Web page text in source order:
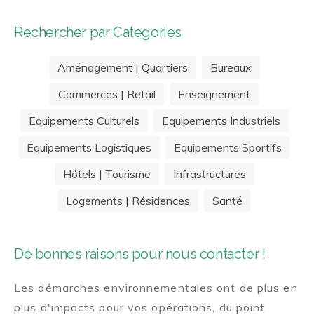
Rechercher par Categories
Aménagement | Quartiers
Bureaux
Commerces | Retail
Enseignement
Equipements Culturels
Equipements Industriels
Equipements Logistiques
Equipements Sportifs
Hôtels | Tourisme
Infrastructures
Logements | Résidences
Santé
De bonnes raisons pour nous contacter !
Les démarches environnementales ont de plus en
plus d'impacts pour vos opérations, du point